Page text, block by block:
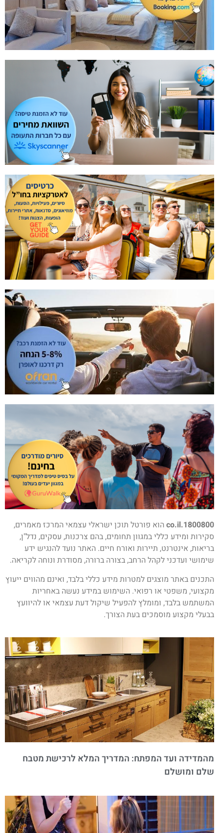
1800800.co.il
הוא פורטל תוכן ישראלי עצמאי המרכז מאמרים,
סקירות ומידע כללי במגוון תחומים, בהם צרכנות, עסקים, נדל"ן,
בריאות, אינטרנט, תיירות ואורח חיים. האתר נועד להנגיש ידע
שימושי ועדכני לקהל הרחב, בצורה ברורה, מסודרת ונוחה לקריאה.
התכנים באתר מוצגים למטרות מידע כללי בלבד, ואינם מהווים ייעוץ
מקצועי, משפטי או רפואי. השימוש במידע נעשה באחריות
המשתמש בלבד, ומומלץ להפעיל שיקול דעת עצמאי או להיוועץ
בבעלי מקצוע מוסמכים בעת הצורך.
מהמדידה ועד המפתח: המדריך המלא לרכישת מטבח
שלם ומושלם